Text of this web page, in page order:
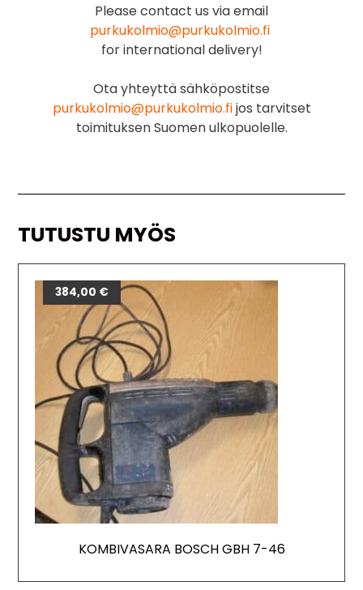
Please contact us via email
purkukolmio@purkukolmio.fi
for international delivery!
Ota yhteyttä sähköpostitse
purkukolmio@purkukolmio.fijos tarvitset
toimituksen Suomen ulkopuolelle.
TUTUSTU MYÖS
KOMBIVASARA BOSCH GBH 7-46
384,00 €